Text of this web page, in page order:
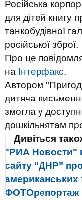
Російська
для дітей книгу
танкобудівної
російської зброї.
Про це
на Інтерфакс.
Автором "Пригод
дитяча
змогла у
дошкільнятам
Дивіться
"РИА Новости"
сайту "ДНР"
американських
ФОТОрепортаж